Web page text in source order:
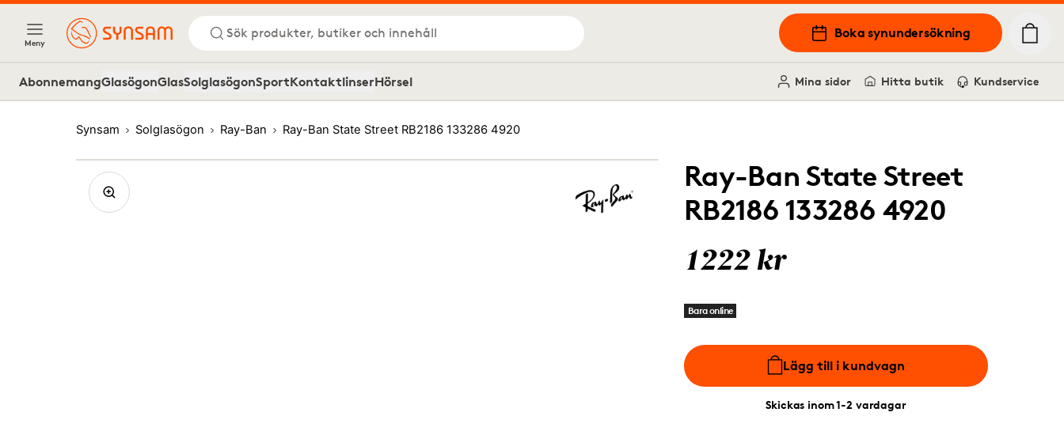
Meny
Sök produkter, butiker och innehåll Boka synundersökning
AbonnemangGlasögonGlasSolglasögonSportKontaktlinserHörsel Mina sidor Hitta butik Kundservice
Synsam Solglasögon Ray-Ban Ray-Ban State Street RB2186 133286 4920
Ray-Ban State Street
RB2186 133286 4920
1222 kr
Bara online
Lägg till i kundvagn
Skickas inom 1-2 vardagar